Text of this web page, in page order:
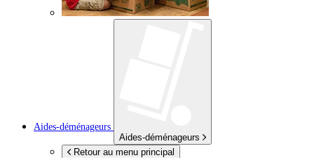
Aides-déménageurs
Aides-déménageurs
Retour au menu principal